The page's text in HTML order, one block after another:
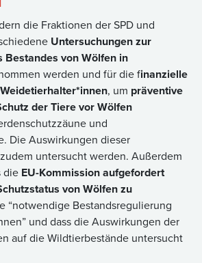
die Fraktionen der SPD und
Untersuchungen zur
Bestandes von Wölfen in
werden und für die finanzielle
, um präventive
der Tiere vor Wölfen
und
Die Auswirkungen dieser
untersucht werden. Außerdem
die EU-Kommission aufgefordert
von Wölfen zu
“notwendige Bestandsregulierung
und dass die Auswirkungen der
auf die Wildtierbestände untersucht